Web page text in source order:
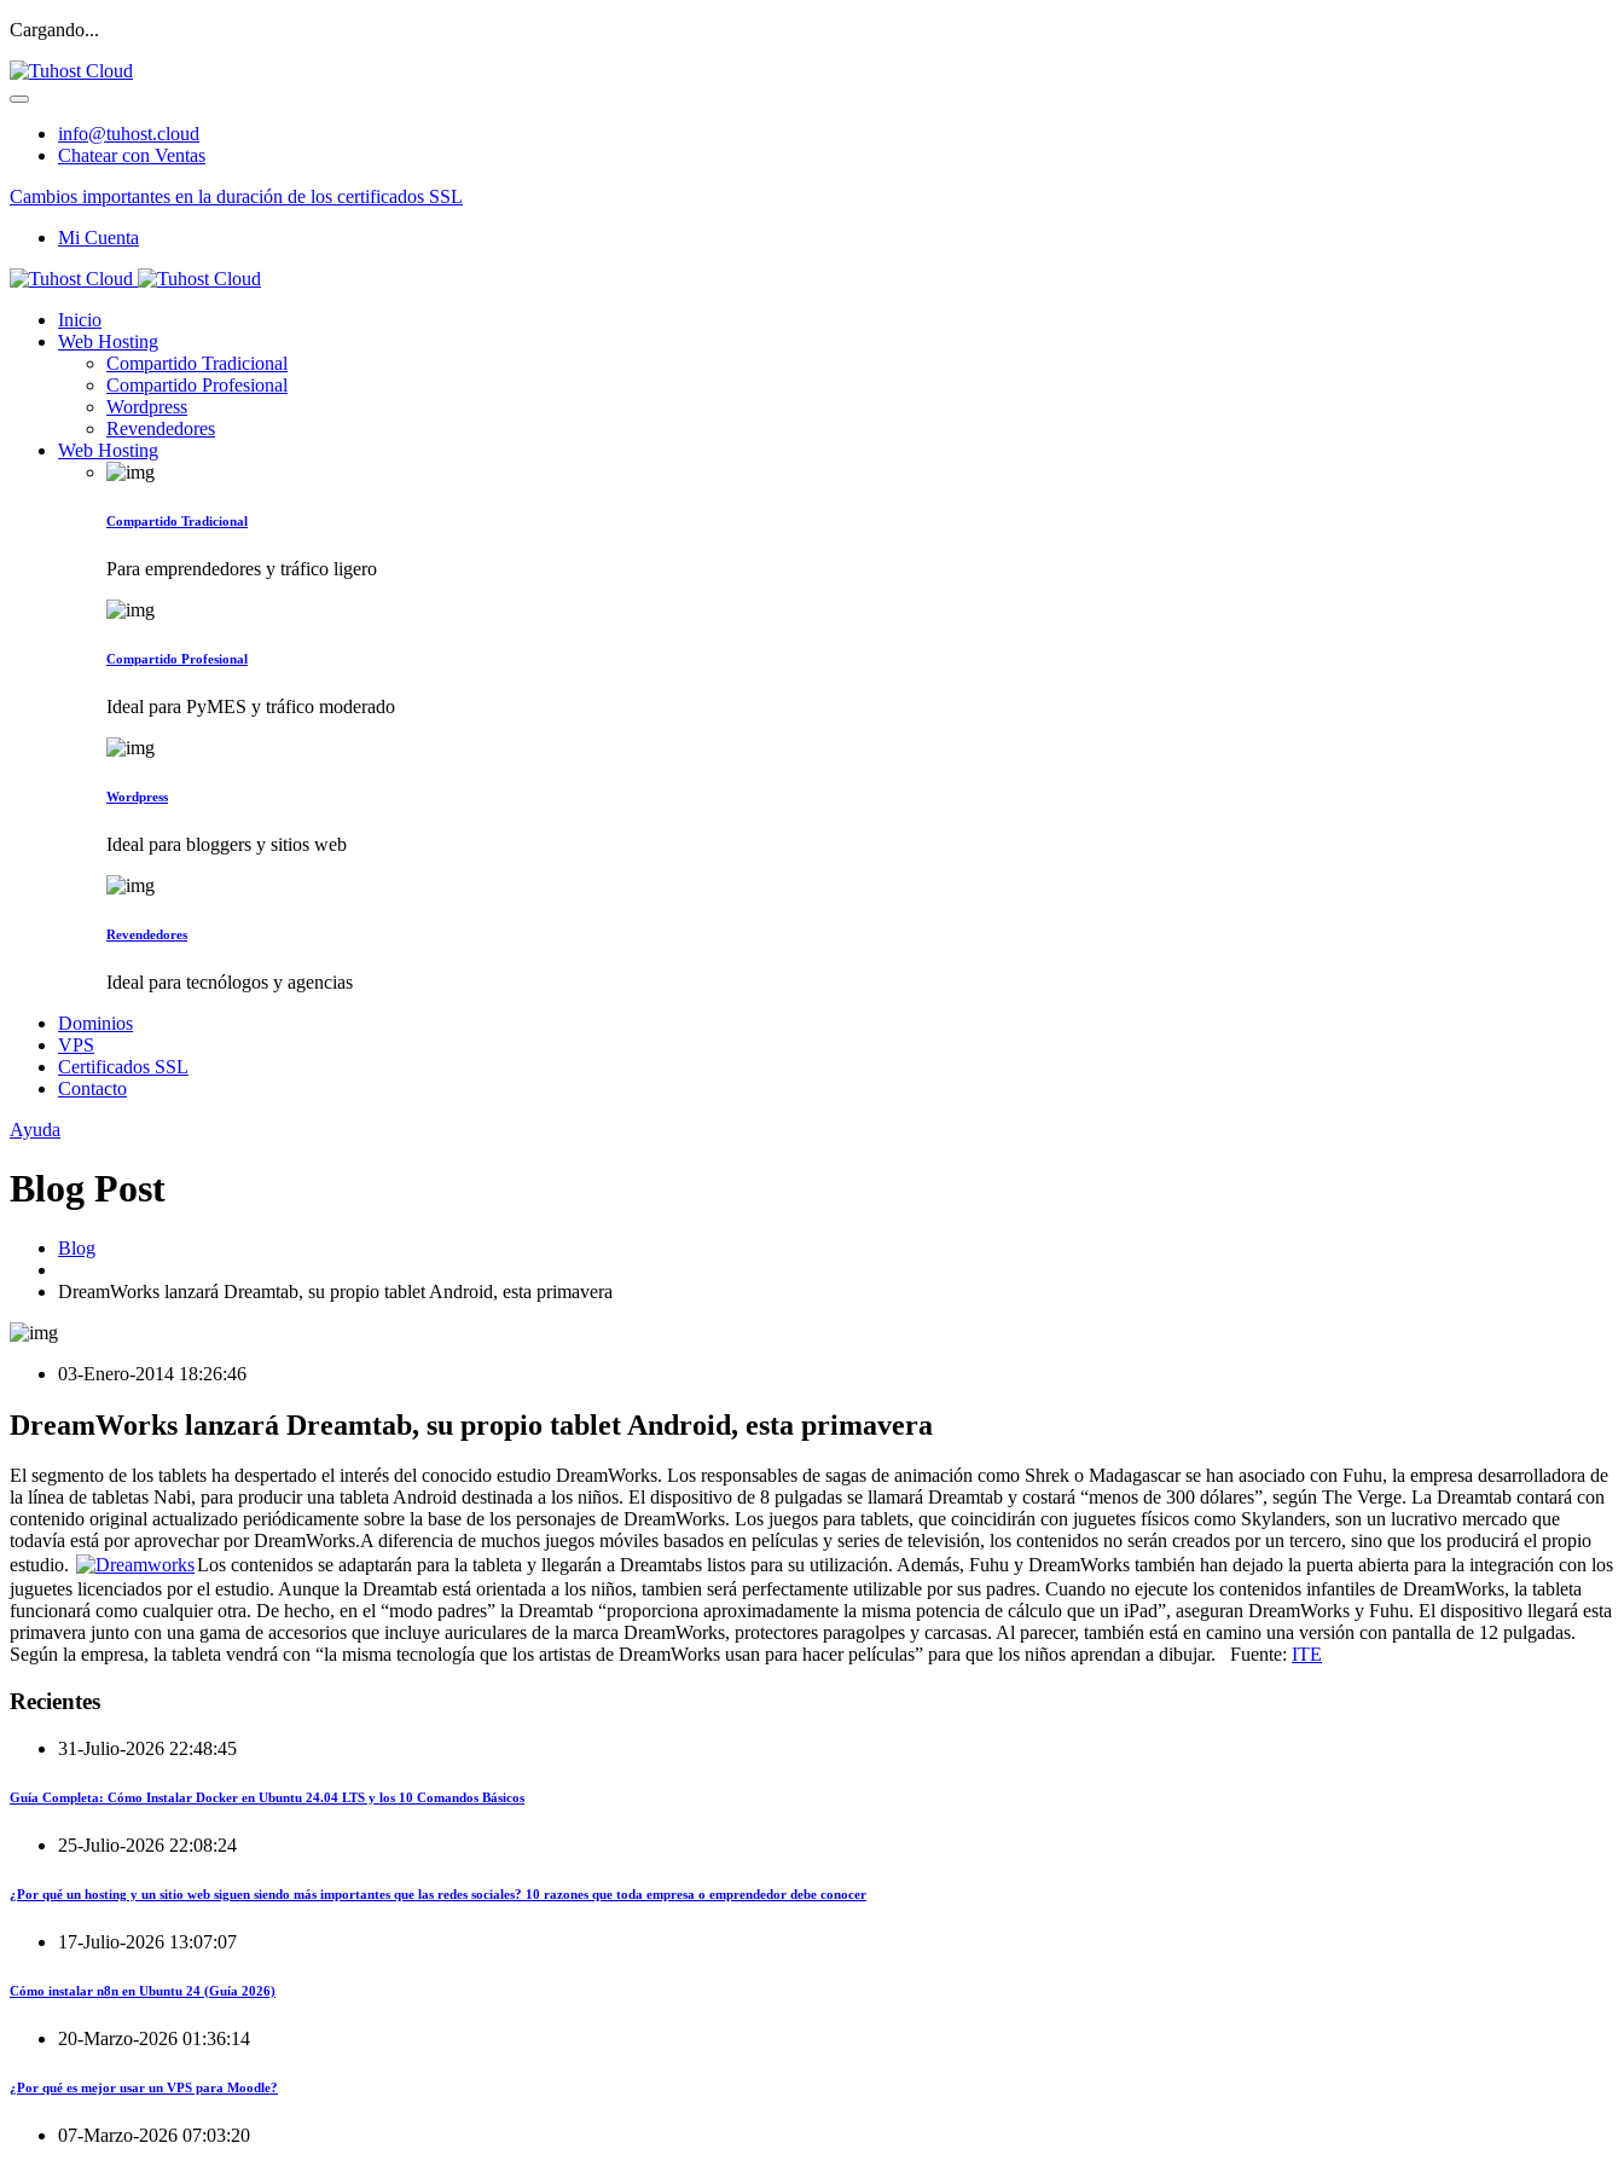
Cargando...
info@tuhost.cloud
Chatear con Ventas
Cambios importantes en la duración de los certificados SSL
Mi Cuenta
Inicio
Web Hosting
Compartido Tradicional
Compartido Profesional
Wordpress
Revendedores
Web Hosting
Compartido Tradicional
Para emprendedores y tráfico ligero
Compartido Profesional
Ideal para PyMES y tráfico moderado
Wordpress
Ideal para bloggers y sitios web
Revendedores
Ideal para tecnólogos y agencias
Dominios
VPS
Certificados SSL
Contacto
Ayuda
Blog Post
Blog
DreamWorks lanzará Dreamtab, su propio tablet Android, esta primavera
03-Enero-2014 18:26:46
DreamWorks lanzará Dreamtab, su propio tablet Android, esta primavera
El segmento de los tablets ha despertado el interés del conocido estudio DreamWorks. Los responsables de sagas de animación como Shrek o Madagascar se han asociado con Fuhu, la empresa desarrolladora de
la línea de tabletas Nabi, para producir una tableta Android destinada a los niños. El dispositivo de 8 pulgadas se llamará Dreamtab y costará “menos de 300 dólares”, según The Verge. La Dreamtab contará con
contenido original actualizado periódicamente sobre la base de los personajes de DreamWorks. Los juegos para tablets, que coincidirán con juguetes físicos como Skylanders, son un lucrativo mercado que
todavía está por aprovechar por DreamWorks.A diferencia de muchos juegos móviles basados ​​en películas y series de televisión, los contenidos no serán creados por un tercero, sino que los producirá el propio
estudio.
Los contenidos se adaptarán para la tableta y llegarán a Dreamtabs listos para su utilización. Además, Fuhu y DreamWorks también han dejado la puerta abierta para la integración con los
juguetes licenciados por el estudio. Aunque la Dreamtab está orientada a los niños, tambien será perfectamente utilizable por sus padres. Cuando no ejecute los contenidos infantiles de DreamWorks, la tableta
funcionará como cualquier otra. De hecho, en el “modo padres” la Dreamtab “proporciona aproximadamente la misma potencia de cálculo que un iPad”, aseguran DreamWorks y Fuhu. El dispositivo llegará esta
primavera junto con una gama de accesorios que incluye auriculares de la marca DreamWorks, protectores paragolpes y carcasas. Al parecer, también está en camino una versión con pantalla de 12 pulgadas.
Según la empresa, la tableta vendrá con “la misma tecnología que los artistas de DreamWorks usan para hacer películas” para que los niños aprendan a dibujar. Fuente: ITE
Recientes
31-Julio-2026 22:48:45
Guía Completa: Cómo Instalar Docker en Ubuntu 24.04 LTS y los 10 Comandos Básicos
25-Julio-2026 22:08:24
¿Por qué un hosting y un sitio web siguen siendo más importantes que las redes sociales? 10 razones que toda empresa o emprendedor debe conocer
17-Julio-2026 13:07:07
Cómo instalar n8n en Ubuntu 24 (Guía 2026)
20-Marzo-2026 01:36:14
¿Por qué es mejor usar un VPS para Moodle?
07-Marzo-2026 07:03:20